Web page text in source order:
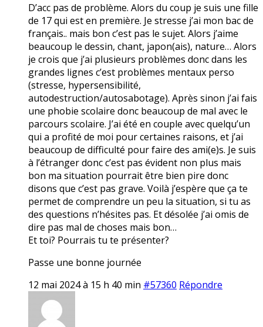
D’acc pas de problème. Alors du coup je suis une fille
de 17 qui est en première. Je stresse j’ai mon bac de
français.. mais bon c’est pas le sujet. Alors j’aime
beaucoup le dessin, chant, japon(ais), nature… Alors
je crois que j’ai plusieurs problèmes donc dans les
grandes lignes c’est problèmes mentaux perso
(stresse, hypersensibilité,
autodestruction/autosabotage). Après sinon j’ai fais
une phobie scolaire donc beaucoup de mal avec le
parcours scolaire. J’ai été en couple avec quelqu’un
qui a profité de moi pour certaines raisons, et j’ai
beaucoup de difficulté pour faire des ami(e)s. Je suis
à l’étranger donc c’est pas évident non plus mais
bon ma situation pourrait être bien pire donc
disons que c’est pas grave. Voilà j’espère que ça te
permet de comprendre un peu la situation, si tu as
des questions n’hésites pas. Et désolée j’ai omis de
dire pas mal de choses mais bon…
Et toi? Pourrais tu te présenter?
Passe une bonne journée
12 mai 2024 à 15 h 40 min #57360 Répondre